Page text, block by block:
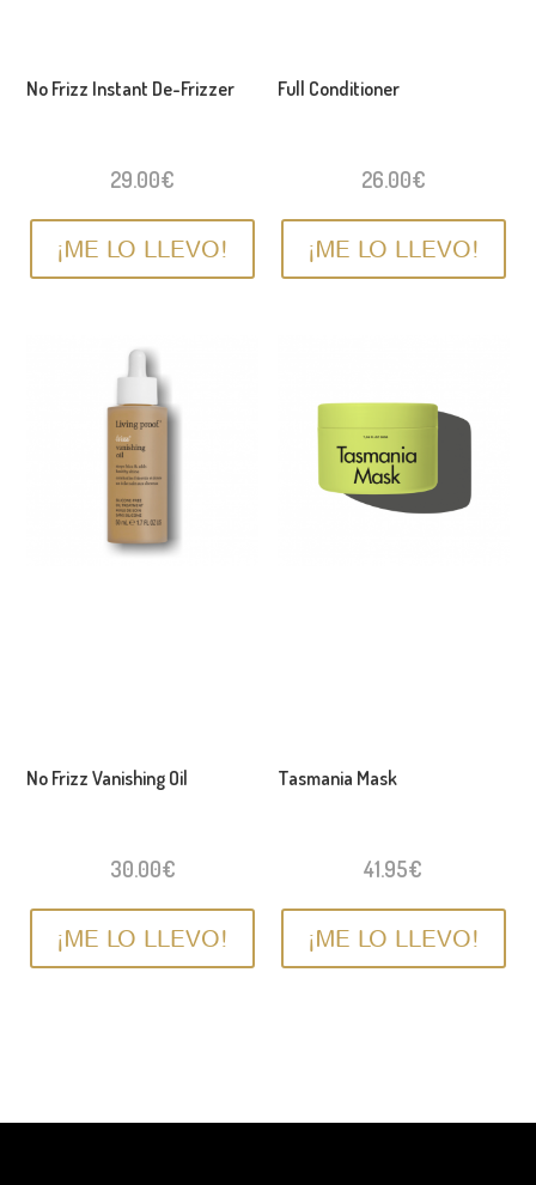
No Frizz Instant De-Frizzer
29.00€
¡ME LO LLEVO!
Full Conditioner
26.00€
¡ME LO LLEVO!
No Frizz Vanishing Oil
30.00€
¡ME LO LLEVO!
Tasmania Mask
41.95€
¡ME LO LLEVO!